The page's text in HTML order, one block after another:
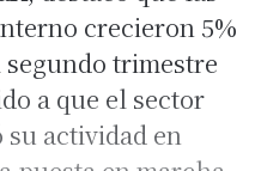
crecieron 5%
trimestre
a que el sector
actividad en